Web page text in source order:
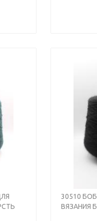
Previous
30510
ВЯЗАНИЯ
100% ,